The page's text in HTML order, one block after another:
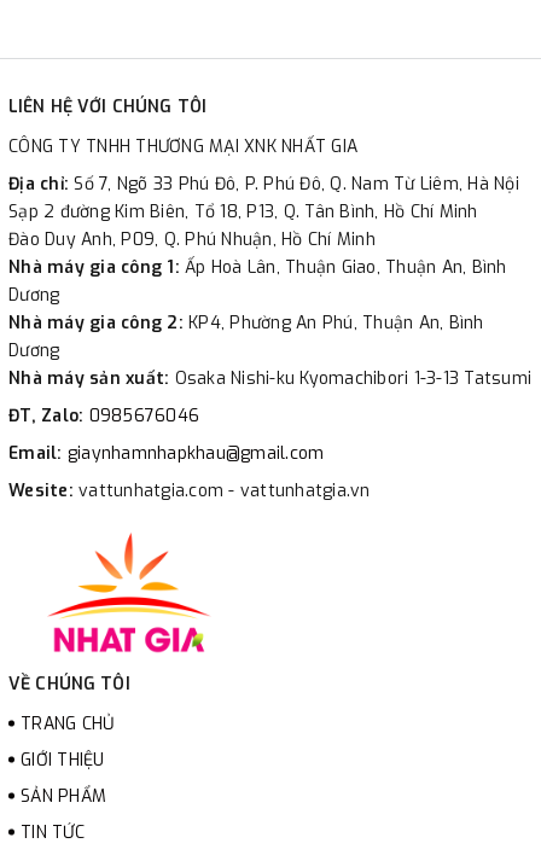
LIÊN HỆ VỚI CHÚNG TÔI
CÔNG TY TNHH THƯƠNG MẠI XNK NHẤT GIA
Địa chỉ:Số 7, Ngõ 33 Phú Đô, P. Phú Đô, Q. Nam Từ Liêm, Hà Nội
Sạp 2 đường Kim Biên, Tổ 18, P13, Q. Tân Bình, Hồ Chí Minh
Đào Duy Anh, P09, Q. Phú Nhuận, Hồ Chí Minh
Nhà máy gia công 1: Ấp Hoà Lân, Thuận Giao, Thuận An, Bình
Dương
Nhà máy gia công 2: KP4, Phường An Phú, Thuận An, Bình
Dương
Nhà máy sản xuất: Osaka Nishi-ku Kyomachibori 1-3-13 Tatsumi
ĐT, Zalo: 0985676046
Email: giaynhamnhapkhau@gmail.com
Wesite: vattunhatgia.com - vattunhatgia.vn
VỀ CHÚNG TÔI
TRANG CHỦ
GIỚI THIỆU
SẢN PHẨM
TIN TỨC